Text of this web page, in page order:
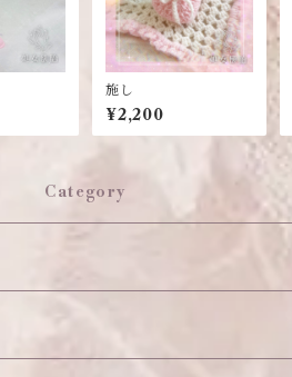
施し
¥2,200
Category